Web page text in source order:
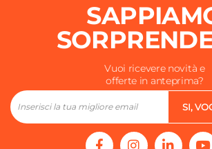
Vuoi ricevere novità e
offerte in anteprima?
SI,